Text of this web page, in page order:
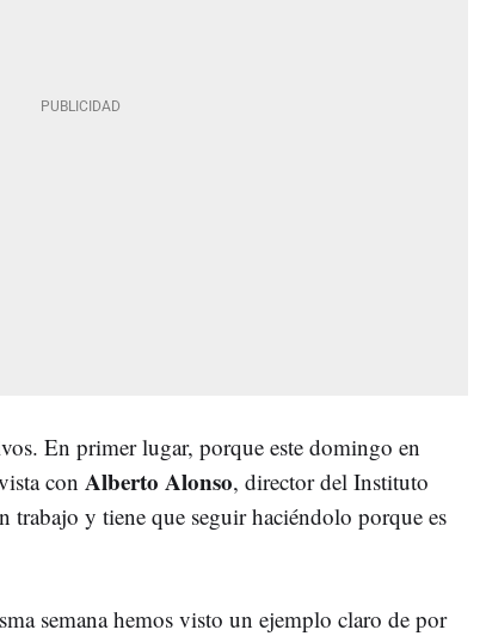
En primer lugar, porque este domingo en
con Alberto Alonso, director del Instituto
trabajo y tiene que seguir haciéndolo porque es
semana hemos visto un ejemplo claro de por